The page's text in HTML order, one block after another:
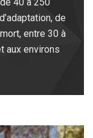
40 à 250
de
entre 30 à
aux environs